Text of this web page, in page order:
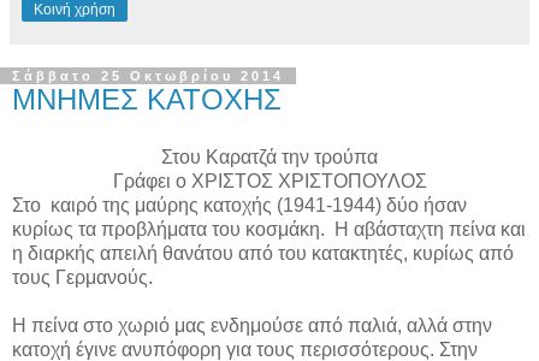
Κοινή χρήση
Σάββατο 25 Οκτωβρίου 2014
ΜΝΗΜΕΣ ΚΑΤΟΧΗΣ
Στου Καρατζά την τρούπα
Γράφει ο ΧΡΙΣΤΟΣ ΧΡΙΣΤΟΠΟΥΛΟΣ
Στο καιρό της μαύρης κατοχής (1941-1944) δύο ήσαν
κυρίως τα προβλήματα του κοσμάκη.
Η αβάσταχτη πείνα και
η διαρκής απειλή θανάτου από του κατακτητές, κυρίως από
τους Γερμανούς.
Η πείνα στο χωριό μας ενδημούσε από παλιά, αλλά στην
κατοχή έγινε ανυπόφορη για τους περισσότερους. Στην